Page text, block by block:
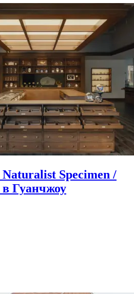
Specimen /
Гуанчжоу